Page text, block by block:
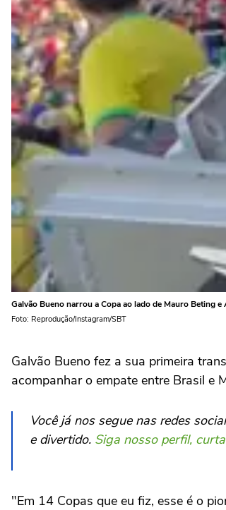
Galvão Bueno narrou a Copa ao lado de Mauro Beting e
Foto: Reprodução/Instagram/SBT
Galvão Bueno fez a sua primeira
acompanhar o empate entre Brasil e
Você já nos segue nas redes
e divertido. Siga nosso perfil,
"Em 14 Copas que eu fiz, esse é o